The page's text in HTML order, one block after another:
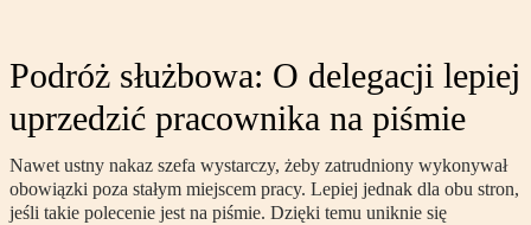
Podróż służbowa: O delegacji lepiej
uprzedzić pracownika na piśmie
Nawet ustny nakaz szefa wystarczy, żeby zatrudniony wykonywał
obowiązki poza stałym miejscem pracy. Lepiej jednak dla obu stron,
jeśli takie polecenie jest na piśmie. Dzięki temu uniknie się